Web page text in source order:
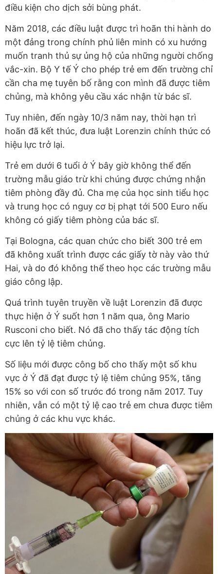
điều kiện cho dịch sởi bùng phát.
Năm 2018, các điều luật được trì hoãn thi hành do
một đảng trong chính phủ liên minh có xu hướng
muốn tranh thủ sự ủng hộ của những người chống
vắc-xin. Bộ Y tế Ý cho phép trẻ em đến trường chỉ
cần cha mẹ tuyên bố rằng con mình đã được tiêm
chủng, mà không yêu cầu xác nhận từ bác sĩ.
Tuy nhiên, đến ngày 10/3 năm nay, thời hạn trì
hoãn đã kết thúc, đưa luật Lorenzin chính thức có
hiệu lực trở lại.
Trẻ em dưới 6 tuổi ở Ý bây giờ không thể đến
trường mẫu giáo trừ khi chúng được chứng nhận
tiêm phòng đầy đủ. Cha mẹ của học sinh tiểu học
và trung học có nguy cơ bị phạt tới 500 Euro nếu
không có giấy tiêm phòng của bác sĩ.
Tại Bologna, các quan chức cho biết 300 trẻ em
đã không xuất trình được các giấy tờ này vào thứ
Hai, và do đó không thể theo học các trường mẫu
giáo công lập.
Quá trình tuyên truyền về luật Lorenzin đã được
thực hiện ở Ý suốt hơn 1 năm qua, ông Mario
Rusconi cho biết. Nó đã cho thấy tác động tích
cực lên tỷ lệ tiêm chủng.
Số liệu mới được công bố cho thấy một số khu
vực ở Ý đã đạt được tỷ lệ tiêm chủng 95%, tăng
15% so với con số trước đó trong năm 2017. Tuy
nhiên, vẫn có một tỷ lệ cao trẻ em chưa được tiêm
chủng ở các khu vực khác.